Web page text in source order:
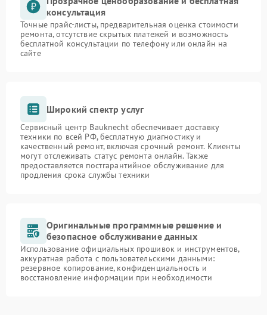
консультация
Точные прайс-листы, предварительная оценка стоимости
ремонта, отсутствие скрытых платежей и возможность
бесплатной консультации по телефону или онлайн на
сайте
Широкий спектр услуг
Сервисный центр Bauknecht обеспечивает доставку
техники по всей РФ, бесплатную диагностику и
качественный ремонт, включая срочный ремонт. Клиенты
могут отслеживать статус ремонта онлайн. Также
предоставляется постгарантийное обслуживание для
продления срока службы техники
Оригинальные программные решение и
безопасное обслуживание данных
Использование официальных прошивок и инструментов,
аккуратная работа с пользовательскими данными:
резервное копирование, конфиденциальность и
восстановление информации при необходимости